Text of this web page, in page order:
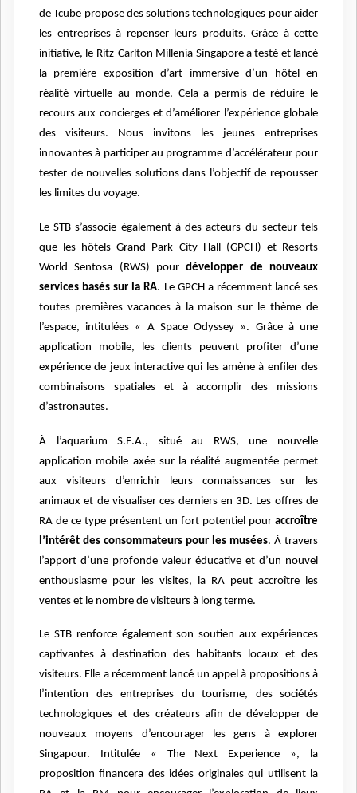
de Tcube propose des solutions technologiques pour aider
les entreprises à repenser leurs produits. Grâce à cette
initiative, le Ritz-Carlton Millenia Singapore a testé et lancé
la première exposition d’art immersive d’un hôtel en
réalité virtuelle au monde. Cela a permis de réduire le
recours aux concierges et d’améliorer l’expérience globale
des visiteurs. Nous invitons les jeunes entreprises
innovantes à participer au programme d’accélérateur pour
tester de nouvelles solutions dans l’objectif de repousser
les limites du voyage.
Le STB s’associe également à des acteurs du secteur tels
que les hôtels Grand Park City Hall (GPCH) et Resorts
World Sentosa (RWS) pourdévelopper de nouveaux
services basés sur la RA. Le GPCH a récemment lancé ses
toutes premières vacances à la maison sur le thème de
l’espace, intitulées « A Space Odyssey ». Grâce à une
application mobile, les clients peuvent profiter d’une
expérience de jeux interactive qui les amène à enfiler des
combinaisons spatiales et à accomplir des missions
d’astronautes.
À l’aquarium S.E.A., situé au RWS, une nouvelle
application mobile axée sur la réalité augmentée permet
aux visiteurs d’enrichir leurs connaissances sur les
animaux et de visualiser ces derniers en 3D. Les offres de
RA de ce type présentent un fort potentiel pour accroître
l’intérêt des consommateurs pour les musées. À travers
l’apport d’une profonde valeur éducative et d’un nouvel
enthousiasme pour les visites, la RA peut accroître les
ventes et le nombre de visiteurs à long terme.
Le STB renforce également son soutien aux expériences
captivantes à destination des habitants locaux et des
visiteurs. Elle a récemment lancé un appel à propositions à
l’intention des entreprises du tourisme, des sociétés
technologiques et des créateurs afin de développer de
nouveaux moyens d’encourager les gens à explorer
Singapour. Intitulée « The Next Experience », la
proposition financera des idées originales qui utilisent la